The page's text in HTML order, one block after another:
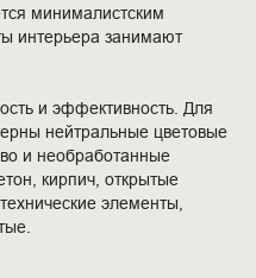
минималистским
интерьера занимают
и эффективность. Для
нейтральные цветовые
и необработанные
кирпич, открытые
элементы,